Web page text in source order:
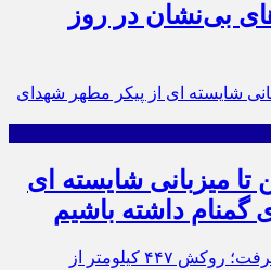
بی‌نشان در روز
تا میزبانی شایسته ای
گمنام داشته باشیم